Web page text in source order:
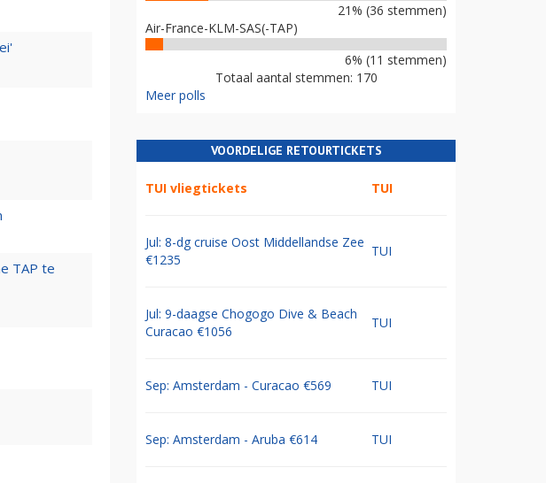
TAP te
21% (36 stemmen)
Air-France-KLM-SAS(-TAP)
6% (11 stemmen)
Totaal aantal stemmen: 170
Meer polls
VOORDELIGE RETOURTICKETS
TUI vliegtickets TUI
Jul: 8-dg cruise Oost Middellandse Zee
€1235
TUI
Jul: 9-daagse Chogogo Dive & Beach
Curacao €1056
TUI
Sep: Amsterdam - Curacao €569 TUI
Sep: Amsterdam - Aruba €614 TUI